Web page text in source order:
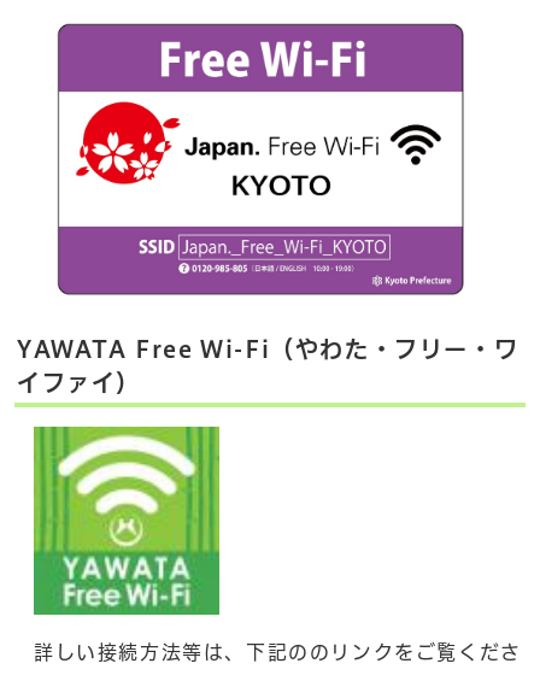
YAWATA Free Wi-Fi（やわた・フリー・ワ
イファイ）
詳しい接続方法等は、下記ののリンクをご覧くださ